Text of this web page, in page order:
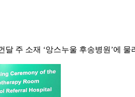
주 소재 ‘앙스누울 후송병원’에